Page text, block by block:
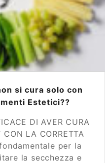
si cura solo con
Estetici??
DI AVER CURA
CON LA CORRETTA
per la
la secchezza e